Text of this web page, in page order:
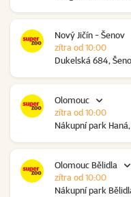
Nový Jičín - Šenov
Dukelská 684,
zítra od 10:00
Olomouc
Nákupní park
zítra od 10:00
Olomouc Bělidla
Nákupní park
zítra od 10:00